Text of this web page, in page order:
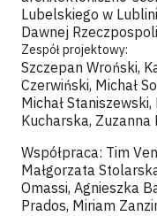
Lubelskiego w
Dawnej
Zespół projektowy:
Szczepan Wroński,
Czerwiński, Michał
Michał
Kucharska, Zuzanna
Współpraca: Tim
Małgorzata
Omassi, Agnieszka
Prados, Miriam